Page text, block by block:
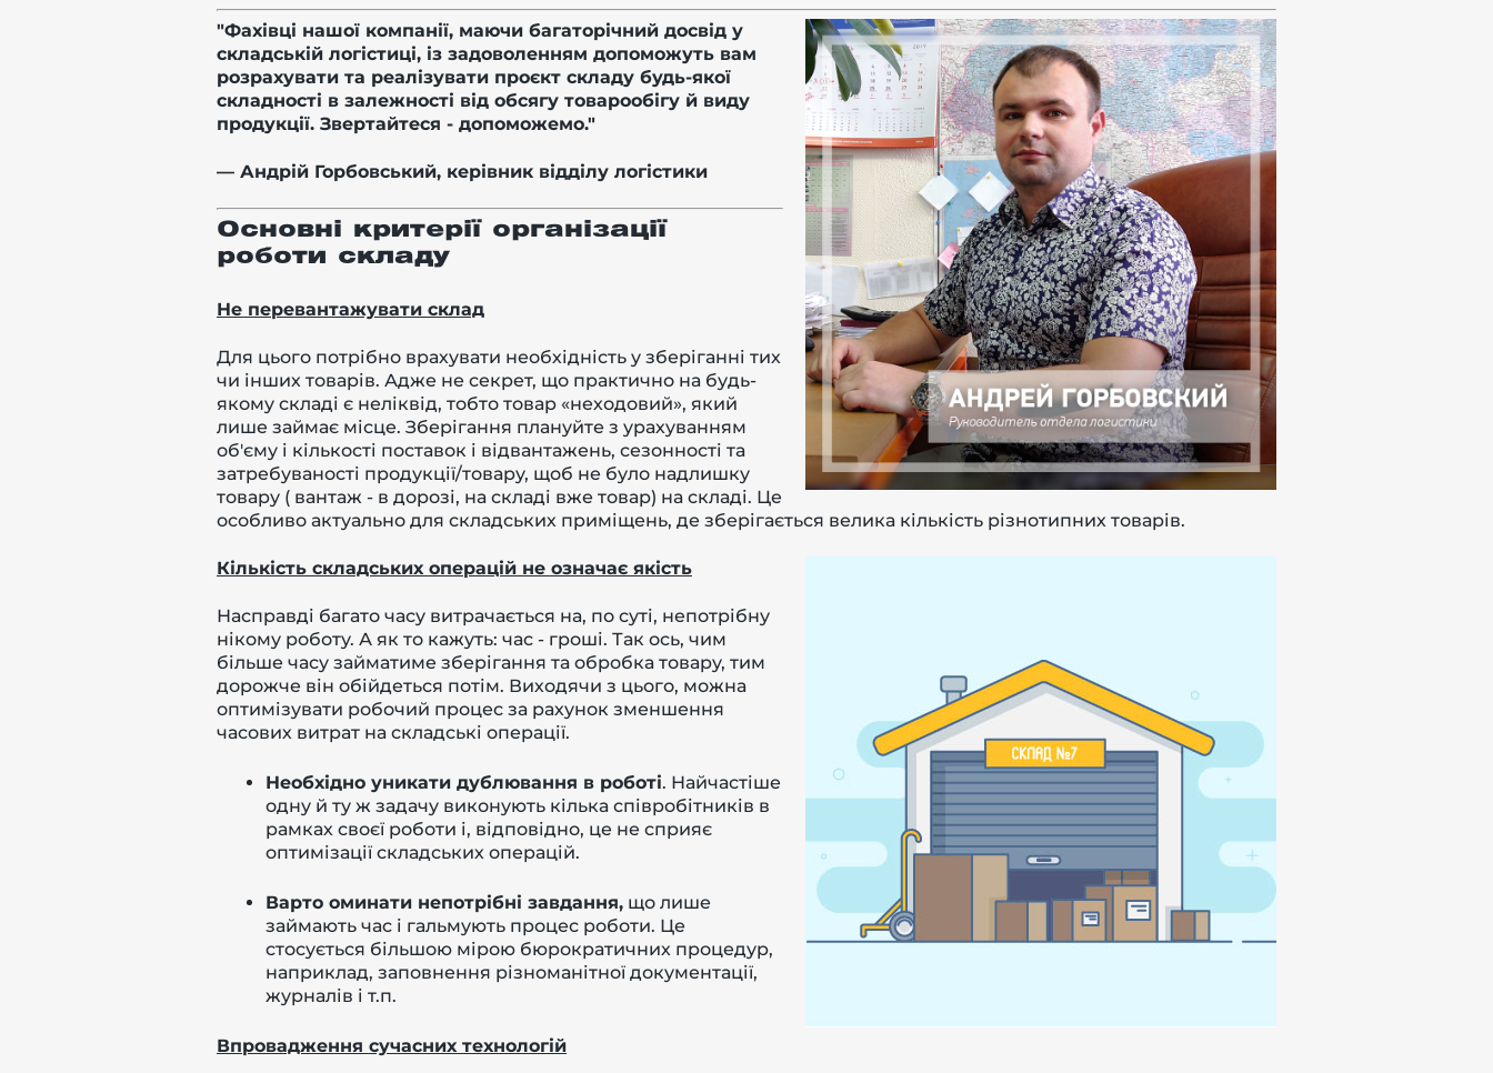
"Фахівці нашої компанії, маючи багаторічний досвід у
складській логістиці, із задоволенням допоможуть вам
розрахувати та реалізувати проєкт складу будь-якої
складності в залежності від обсягу товарообігу й виду
продукції. Звертайтеся - допоможемо."
— Андрій Горбовський, керівник відділу логістики
Основні критерії організації
роботи складу
Не перевантажувати склад
Для цього потрібно врахувати необхідність у зберіганні тих
чи інших товарів. Адже не секрет, що практично на будь-
якому складі є неліквід, тобто товар «неходовий», який
лише займає місце. Зберігання плануйте з урахуванням
об'єму і кількості поставок і відвантажень, сезонності та
затребуваності продукції/товару, щоб не було надлишку
товару ( вантаж - в дорозі, на складі вже товар) на складі. Це
особливо актуально для складських приміщень, де зберігається велика кількість різнотипних товарів.
Кількість складських операцій не означає якість
Насправді багато часу витрачається на, по суті, непотрібну
нікому роботу. А як то кажуть: час - гроші. Так ось, чим
більше часу займатиме зберігання та обробка товару, тим
дорожче він обійдеться потім. Виходячи з цього, можна
оптимізувати робочий процес за рахунок зменшення
часових витрат на складські операції.
Необхідно уникати дублювання в роботі. Найчастіше
одну й ту ж задачу виконують кілька співробітників в
рамках своєї роботи і, відповідно, це не сприяє
оптимізації складських операцій.
Варто оминати непотрібні завдання, що лише
займають час і гальмують процес роботи. Це
стосується більшою мірою бюрократичних процедур,
наприклад, заповнення різноманітної документації,
журналів і т.п.
Впровадження сучасних технологій